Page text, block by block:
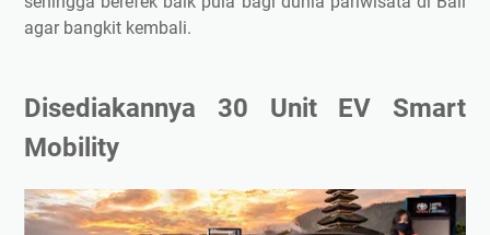
agar bangkit kembali.
Disediakannya 30 Unit EV Smart
Mobility